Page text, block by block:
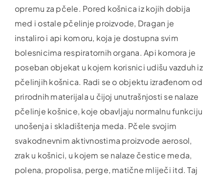
opremu za pčele. Pored košnica iz kojih dobija
med i ostale pčelinje proizvode, Dragan je
instaliro i api komoru, koja je dostupna svim
bolesnicima respiratornih organa. Api komora je
poseban objekat u kojem korisnici udišu vazduh iz
pčelinjih košnica. Radi se o objektu izrađenom od
prirodnih materijala u čijoj unutrašnjosti se nalaze
pčelinje košnice, koje obavljaju normalnu funkciju
unošenja i skladištenja meda. Pčele svojim
svakodnevnim aktivnostima proizvode aerosol,
zrak u košnici, u kojem se nalaze čestice meda,
polena, propolisa, perge, matične mliječi itd. Taj